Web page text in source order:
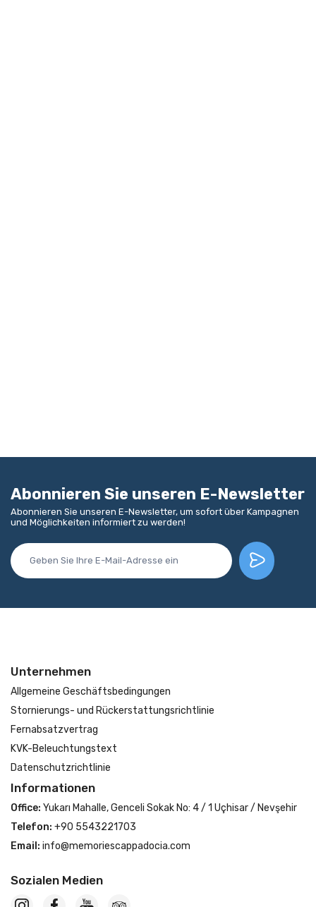
Abonnieren Sie unseren E-Newsletter
Abonnieren Sie unseren E-Newsletter, um sofort über Kampagnen
und Möglichkeiten informiert zu werden!
Unternehmen
Allgemeine Geschäftsbedingungen
Stornierungs- und Rückerstattungsrichtlinie
Fernabsatzvertrag
KVK-Beleuchtungstext
Datenschutzrichtlinie
Informationen
Office: Yukarı Mahalle, Genceli Sokak No: 4 / 1 Uçhisar / Nevşehir
Telefon: +90 5543221703
Email: info@memoriescappadocia.com
Sozialen Medien